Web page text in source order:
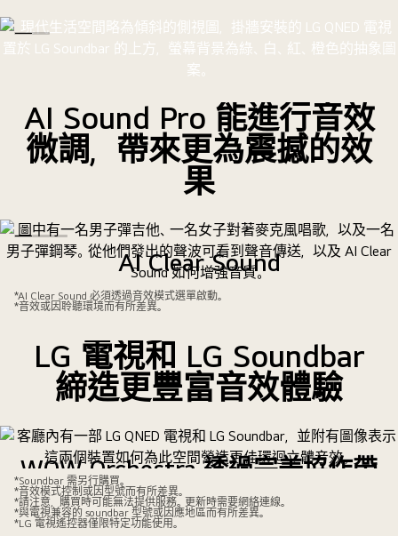
AI Sound Pro 能進行音效
微調，帶來更為震撼的效
果
AI Clear Sound
精準的音調校正可提升清晰度，帶來非凡的音效體驗。
*AI Clear Sound 必須透過音效模式選單啟動。
*音效或因聆聽環境而有所差異。
LG 電視和 LG Soundbar
締造更豐富音效體驗
WOW Orchestra 透過完美協作帶
來身臨其境的音效體驗
LG QNED 電視和 LG Soundbar 是一對最佳拍檔，互相和諧運
*Soundbar 需另行購買。
*音效模式控制或因型號而有所差異。
*請注意，購買時可能無法提供服務。更新時需要網絡連線。
*與電視兼容的 soundbar 型號或因應地區而有所差異。
*LG 電視遙控器僅限特定功能使用。